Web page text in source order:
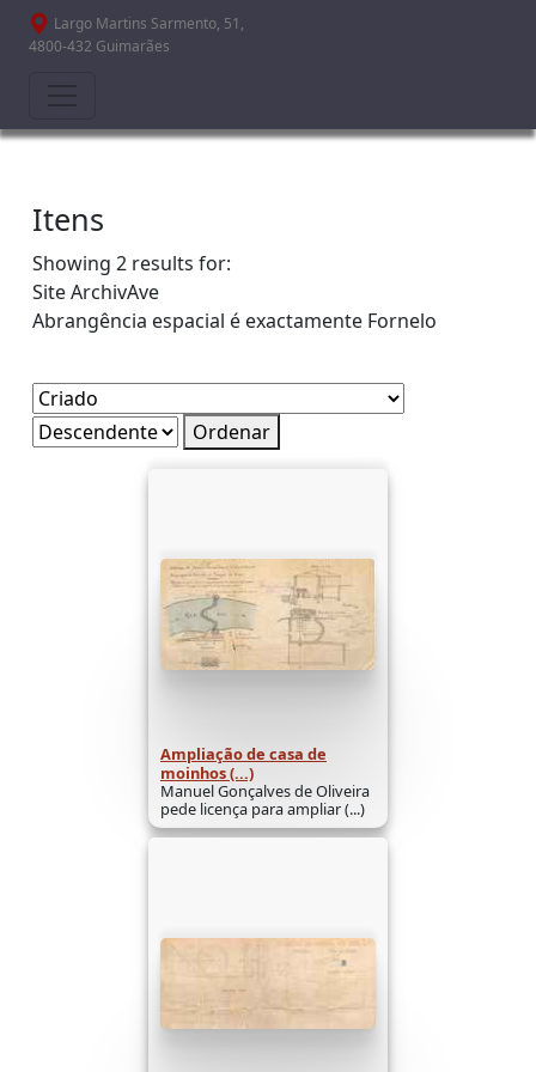
Passar para o conteúdo principal
Largo Martins Sarmento, 51,
4800-432 Guimarães
Itens
Showing 2 results for:
SiteArchivAve
Abrangência espacial é exactamente Fornelo
Ordenar
Ampliação de casa de
moinhos (...)
Manuel Gonçalves de Oliveira
pede licença para ampliar (...)